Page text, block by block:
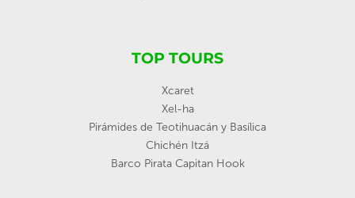
TOP TOURS
Xcaret
Xel-ha
Pirámides de Teotihuacán y Basílica
Chichén Itzá
Barco Pirata Capitan Hook